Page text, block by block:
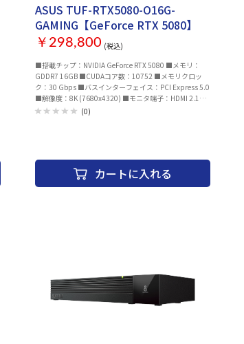
ASUS TUF-RTX5080-O16G-
GAMING【GeForce RTX 5080】
￥298,800 (税込)
■搭載チップ：NVIDIA GeForce RTX 5080 ■メモリ：
GDDR7 16GB ■CUDAコア数：10752 ■メモリクロッ
ク：30 Gbps ■バスインターフェイス：PCI Express 5.0
■解像度：8K (7680x4320) ■モニタ端子：HDMI 2.1b
x2、DisplayPort 2.1b x3 ■冷却タイプ：空冷 ■ファン
(0)
カートに入れる